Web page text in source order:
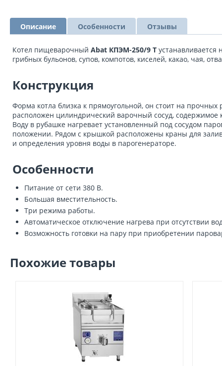
Описание Особенности Отзывы
Котел пищеварочный Abat КПЭМ-250/9 Т
грибных бульонов, супов, компотов, киселей, какао, чая,
Конструкция
Форма котла близка к прямоугольной, он стоит на
расположен цилиндрический варочный сосуд, содержимое
Воду в рубашке нагревает установленный под сосудом
положении. Рядом с крышкой расположены краны для
и определения уровня воды в парогенераторе.
Особенности
Питание от сети 380 В.
Большая вместительность.
Три режима работы.
Автоматическое отключение нагрева при отсутствии
Возможность готовки на пару при приобретении
Похожие товары